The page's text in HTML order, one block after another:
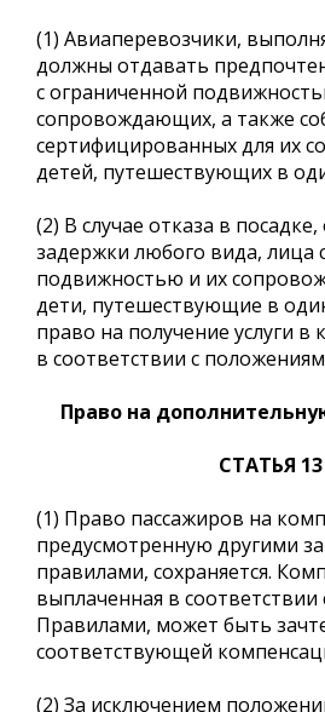
(1) Авиаперевозчики,
должны отдавать
с ограниченной
сопровождающих, а также
сертифицированных для их
детей, путешествующих в
(2) В случае отказа в
задержки любого вида, лица
подвижностью и их
дети, путешествующие в
право на получение услуги в
в соответствии с
Право на
СТАТЬЯ 13
(1) Право пассажиров на
предусмотренную другими
правилами, сохраняется.
выплаченная в
Правилами, может быть
соответствующей
(2) За исключением